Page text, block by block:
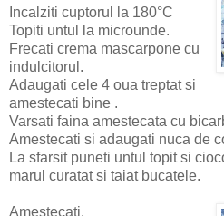
Incalziti cuptorul la 180°C
Topiti untul la microunde.
Frecati crema mascarpone cu
indulcitorul.
Adaugati cele 4 oua treptat si
amestecati bine .
Varsati faina amestecata cu
Amestecati si adaugati nuca de
La sfarsit puneti untul topit si
marul curatat si taiat bucatele.
Amestecati.